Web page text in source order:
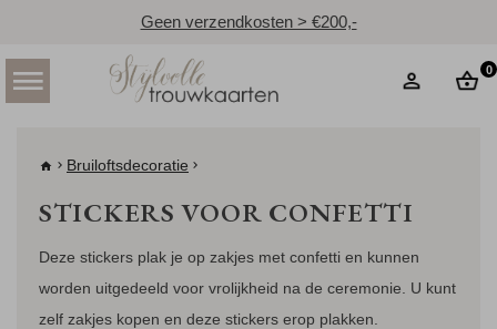
Geen verzendkosten > €200,-
0
Bruiloftsdecoratie
STICKERS VOOR CONFETTI
Deze stickers plak je op zakjes met confetti en kunnen
worden uitgedeeld voor vrolijkheid na de ceremonie. U kunt
zelf zakjes kopen en deze stickers erop plakken.